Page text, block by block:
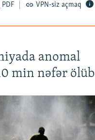
PDF VPN-siz açmaq
anomal
min nəfər ölüb